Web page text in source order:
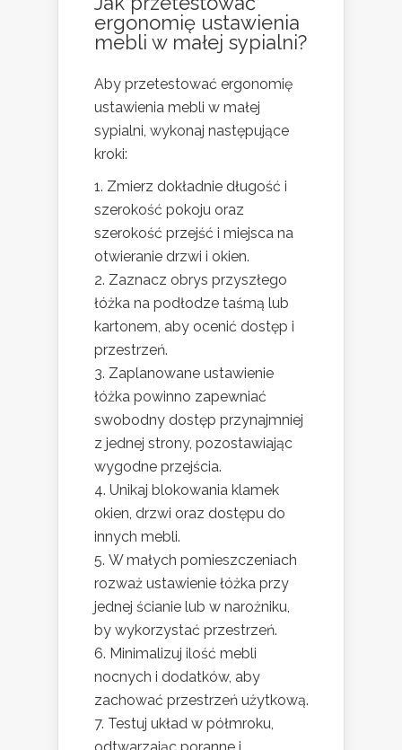
ergonomię ustawienia
mebli w małej sypialni?
Aby przetestować ergonomię
ustawienia mebli w małej
sypialni, wykonaj następujące
kroki:
Zmierz dokładnie długość i
szerokość pokoju oraz
szerokość przejść i miejsca na
otwieranie drzwi i okien.
Zaznacz obrys przyszłego
łóżka na podłodze taśmą lub
kartonem, aby ocenić dostęp i
przestrzeń.
Zaplanowane ustawienie
łóżka powinno zapewniać
swobodny dostęp przynajmniej
z jednej strony, pozostawiając
wygodne przejścia.
Unikaj blokowania klamek
okien, drzwi oraz dostępu do
innych mebli.
W małych pomieszczeniach
rozważ ustawienie łóżka przy
jednej ścianie lub w narożniku,
by wykorzystać przestrzeń.
Minimalizuj ilość mebli
nocnych i dodatków, aby
zachować przestrzeń użytkową.
Testuj układ w półmroku,